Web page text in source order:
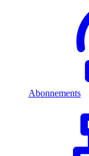
Abonnements